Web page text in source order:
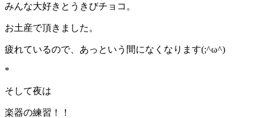
みんな大好きとうきびチョコ。
お土産で頂きました。
疲れているので、あっという間になくなります(;^ω^)
*
そして夜は
楽器の練習！！